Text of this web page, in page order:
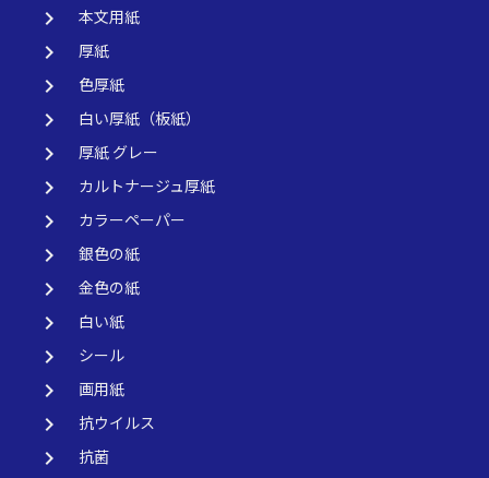
keyboard_arrow_right 本文用紙
keyboard_arrow_right 厚紙
keyboard_arrow_right 色厚紙
keyboard_arrow_right 白い厚紙（板紙）
keyboard_arrow_right 厚紙 グレー
keyboard_arrow_right カルトナージュ厚紙
keyboard_arrow_right カラーペーパー
keyboard_arrow_right 銀色の紙
keyboard_arrow_right 金色の紙
keyboard_arrow_right 白い紙
keyboard_arrow_right シール
keyboard_arrow_right 画用紙
keyboard_arrow_right 抗ウイルス
keyboard_arrow_right 抗菌